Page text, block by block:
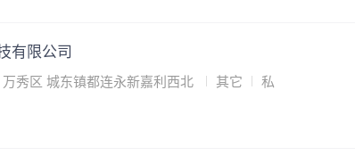
有限公司
秀区 城东镇都连永新嘉利西北 其它
私